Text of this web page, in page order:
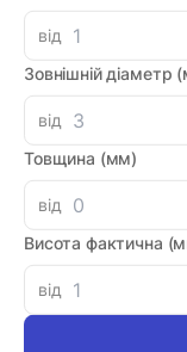
від
Зовнішній діаметр
від
Товщина (мм)
від
Висота фактична
від
1.60 грн
Кільце